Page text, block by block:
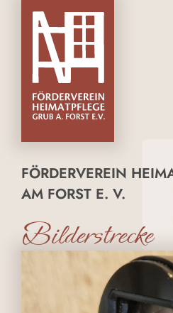
FÖRDERVEREIN
AM FORST E. V.
Bilderstrecke